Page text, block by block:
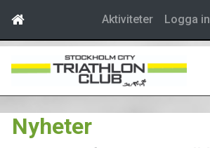
Aktiviteter Logga in
Nyheter